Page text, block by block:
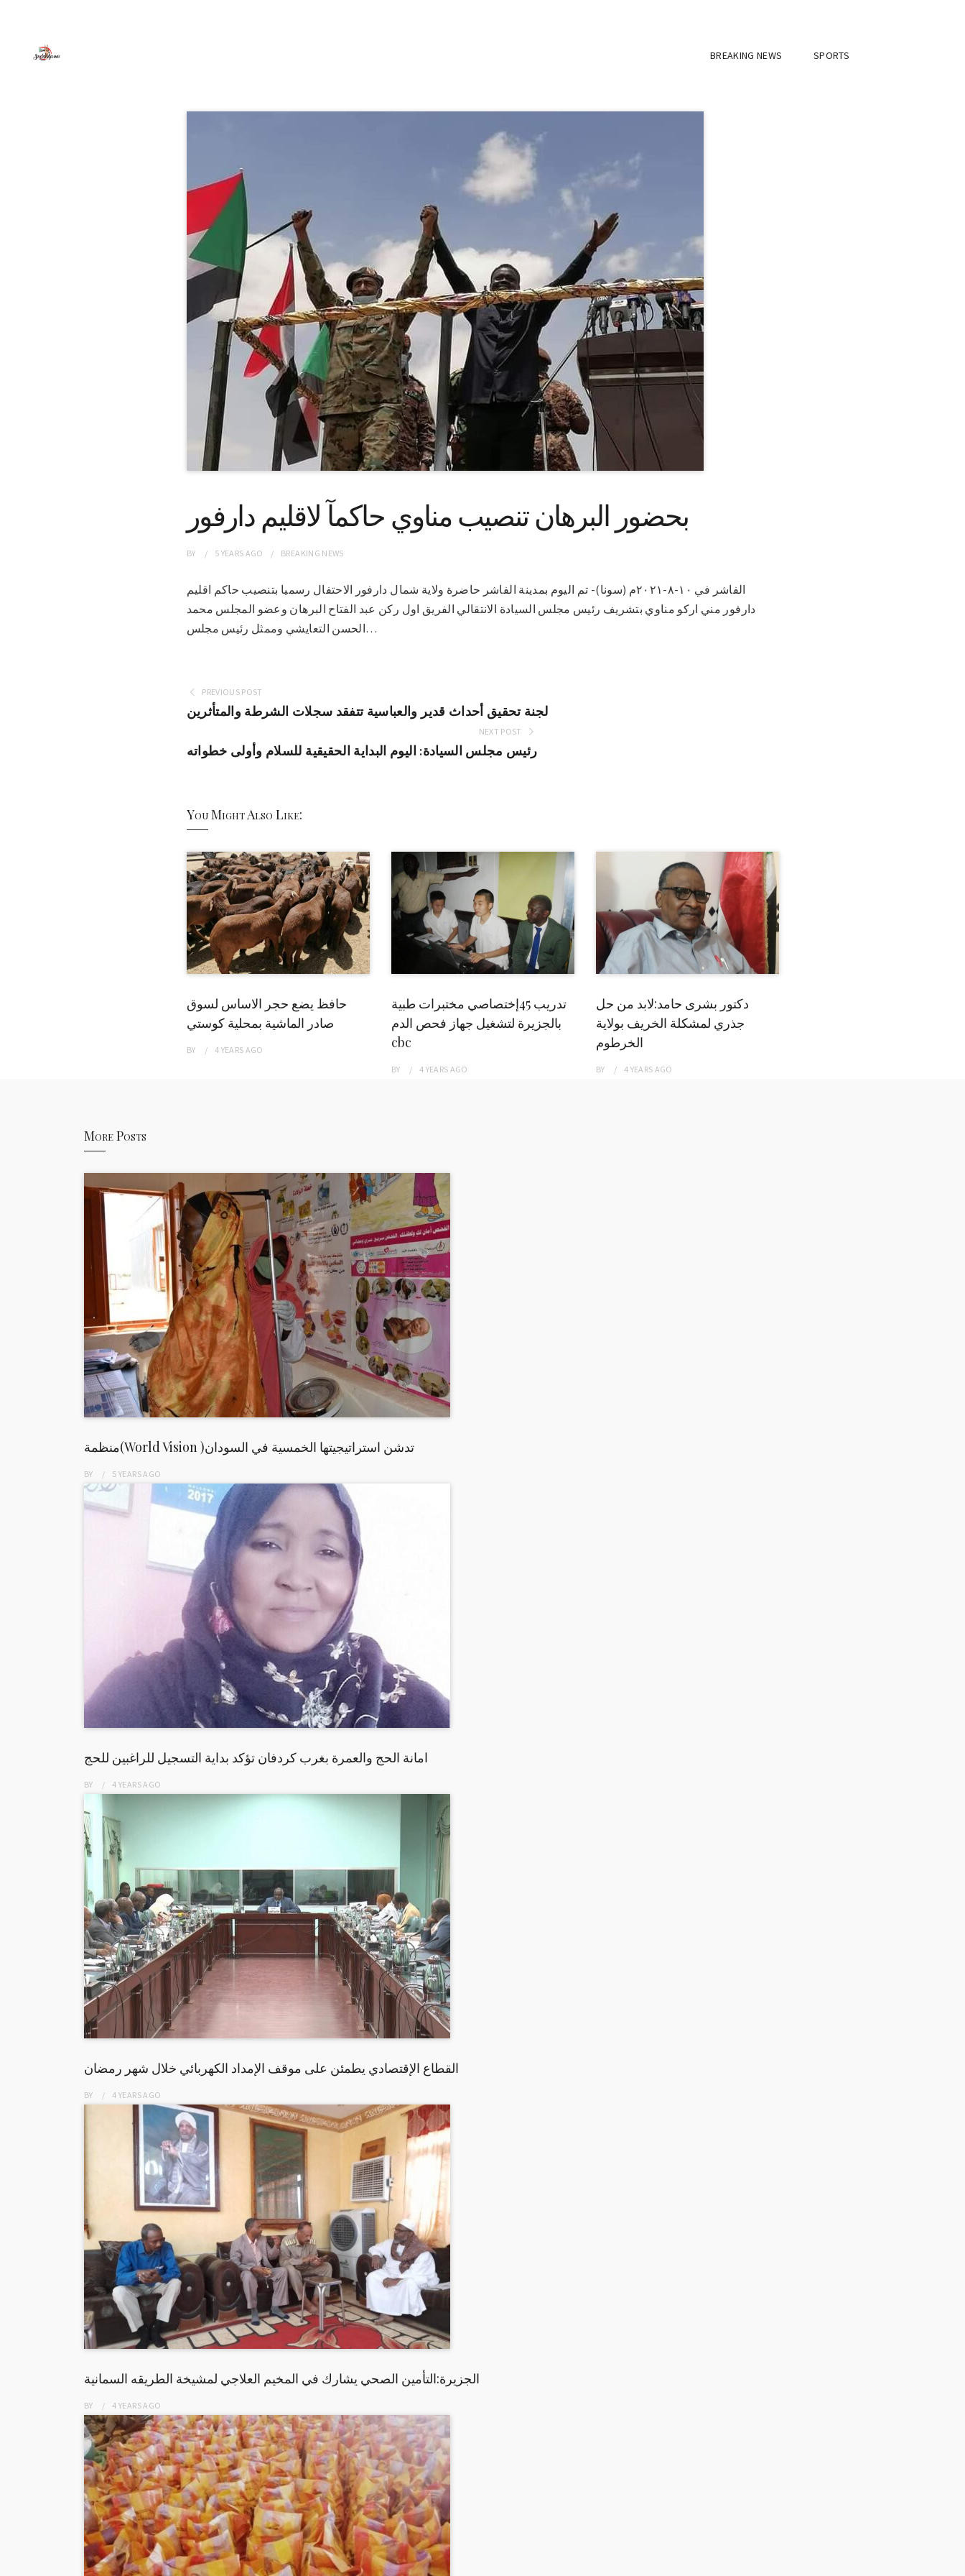
BREAKING NEWS SPORTS
بحضور البرهان تنصيب مناوي حاكمآ لاقليم دارفور
BY 5 YEARS AGO BREAKING NEWS
الفاشر في ١٠-٨-٢٠٢١م (سونا)- تم اليوم بمدينة الفاشر حاضرة ولاية شمال دارفور الاحتفال رسميا بتنصيب حاكم اقليم
دارفور مني اركو مناوي بتشريف رئيس مجلس السيادة الانتقالي الفريق اول ركن عبد الفتاح البرهان وعضو المجلس محمد
الحسن التعايشي وممثل رئيس مجلس…
PREVIOUS POST
لجنة تحقيق أحداث قدير والعباسية تتفقد سجلات الشرطة والمتأثرين
NEXT POST
رئيس مجلس السيادة: اليوم البداية الحقيقية للسلام وأولى خطواته
You Might Also Like:
حافظ يضع حجر الاساس لسوق
صادر الماشية بمحلية كوستي
BY 4 YEARS AGO
تدريب 45إختصاصي مختبرات طبية
بالجزيرة لتشغيل جهاز فحص الدم
cbc
BY 4 YEARS AGO
دكتور بشرى حامد:لابد من حل
جذري لمشكلة الخريف بولاية
الخرطوم
BY 4 YEARS AGO
More Posts
منظمة(World Vision )تدشن استراتيجيتها الخمسية في السودان
BY 5 YEARSAGO
امانة الحج والعمرة بغرب كردفان تؤكد بداية التسجيل للراغبين للحج
BY 4 YEARSAGO
القطاع الإقتصادي يطمئن على موقف الإمداد الكهربائي خلال شهر رمضان
BY 4 YEARSAGO
الجزيرة:التأمين الصحي يشارك في المخيم العلاجي لمشيخة الطريقه السمانية
BY 4 YEARSAGO